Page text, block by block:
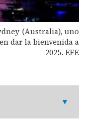
(Australia), uno
dar la bienvenida a
2025. EFE